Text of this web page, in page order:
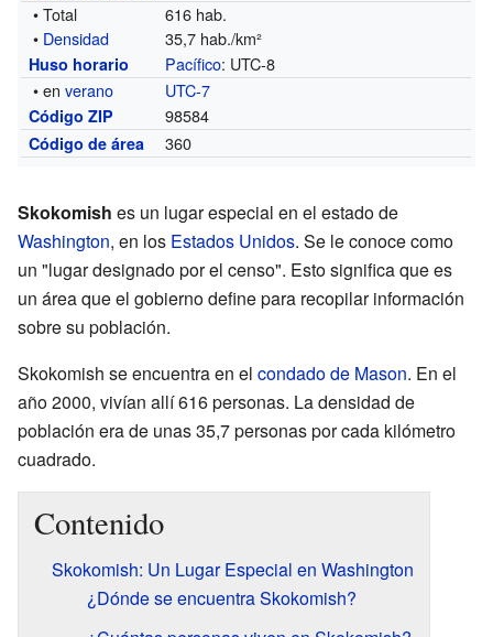
• Total
616 hab.
• Densidad 35,7 hab./km²
Huso horario Pacífico: UTC-8
• enverano UTC-7
Código ZIP 98584
Código de área 360
Skokomish es un lugar especial en el estado de
Washington, en los Estados Unidos. Se le conoce como
un "lugar designado por el censo". Esto significa que es
un área que el gobierno define para recopilar información
sobre su población.
Skokomish se encuentra en el condado de Mason. En el
año 2000, vivían allí 616 personas. La densidad de
población era de unas 35,7 personas por cada kilómetro
cuadrado.
Contenido
Skokomish: Un Lugar Especial en Washington
¿Dónde se encuentra Skokomish?